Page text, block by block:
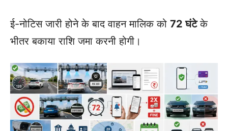
ई-नोटिस जारी होने के बाद वाहन मालिक को 72 घंटेके
भीतर बकाया राशि जमा करनी होगी।